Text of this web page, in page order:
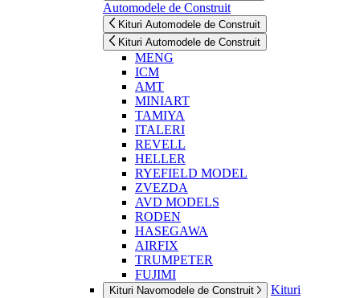
Automodele de Construit
Kituri Automodele de Construit
Kituri Automodele de Construit
MENG
ICM
AMT
MINIART
TAMIYA
ITALERI
REVELL
HELLER
RYEFIELD MODEL
ZVEZDA
AVD MODELS
RODEN
HASEGAWA
AIRFIX
TRUMPETER
FUJIMI
Kituri Navomodele de Construit
Kituri